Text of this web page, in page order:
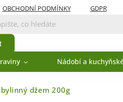
OBCHODNÍ PODMÍNKY GDPR
Nádobí a
bylinný džem 200g